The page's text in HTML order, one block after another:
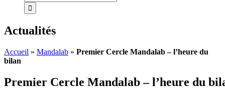
Actualités
Accueil » Mandalab » Premier Cercle Mandalab – l’heure du
bilan
Premier Cercle Mandalab – l’heure du